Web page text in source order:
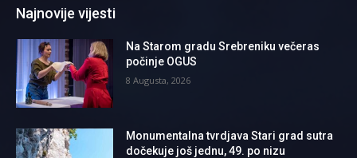
Najnovije vijesti
Na Starom gradu Srebreniku večeras
počinje OGUS
8 Augusta, 2026
Monumentalna tvrdjava Stari grad sutra
dočekuje još jednu, 49. po nizu